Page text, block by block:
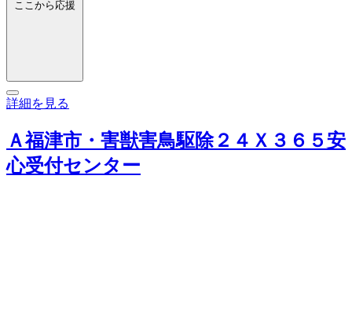
ここから応援
詳細を見る
Ａ福津市・害獣害鳥駆除２４Ｘ３６５安
心受付センター